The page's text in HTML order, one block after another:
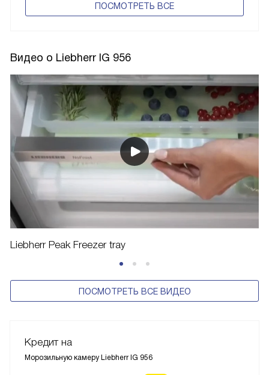
ПОCМОТРЕТЬ ВСЕ
Видео о Liebherr IG 956
Liebherr Peak Freezer tray
ПОСМОТРЕТЬ ВСЕ ВИДЕО
Кредит на
Морозильную камеру Liebherr IG 956